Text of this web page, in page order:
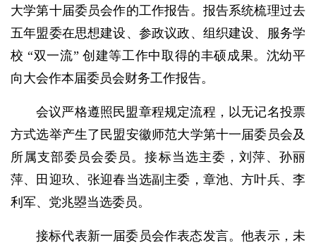
大学第十届委员会作的工作报告。报告系统梳理过去
五年盟委在思想建设、参政议政、组织建设、服务学
校 “双一流” 创建等工作中取得的丰硕成果。沈幼平
向大会作本届委员会财务工作报告。
会议严格遵照民盟章程规定流程，以无记名投票
方式选举产生了民盟安徽师范大学第十一届委员会及
所属支部委员会委员。接标当选主委，刘萍、孙丽
萍、田迎玖、张迎春当选副主委，章池、方叶兵、李
利军、党兆曌当选委员。
接标代表新一届委员会作表态发言。他表示，未